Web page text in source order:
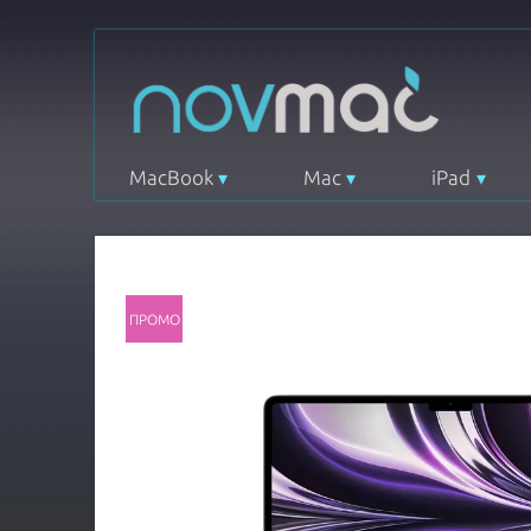
MacBook Mac iPad